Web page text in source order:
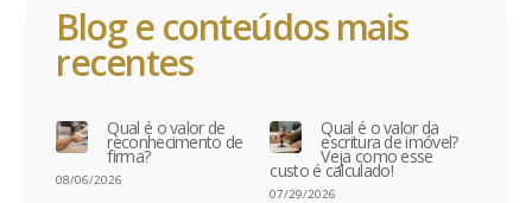
Blog e conteúdos mais
recentes
Qual é o valor de
reconhecimento de
firma?
08/06/2026
Qual é o valor da
escritura de imóvel?
Veja como esse
custo é calculado!
07/29/2026